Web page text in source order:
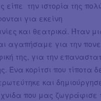
την ιστορία της
για εκείνη
και θεατρικά. Ήταν
αγαπήσαμε για την
της, για την
Ένα κορίτσι που τίποτα
και
που μας ζωγράφισε